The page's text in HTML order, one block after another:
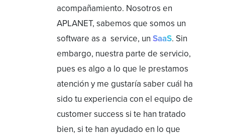
acompañamiento. Nosotros en
APLANET, sabemos que somos un
software as a service, un SaaS. Sin
embargo, nuestra parte de servicio,
pues es algo a lo que le prestamos
atención y me gustaría saber cuál ha
sido tu experiencia con el equipo de
customer success si te han tratado
bien, si te han ayudado en lo que